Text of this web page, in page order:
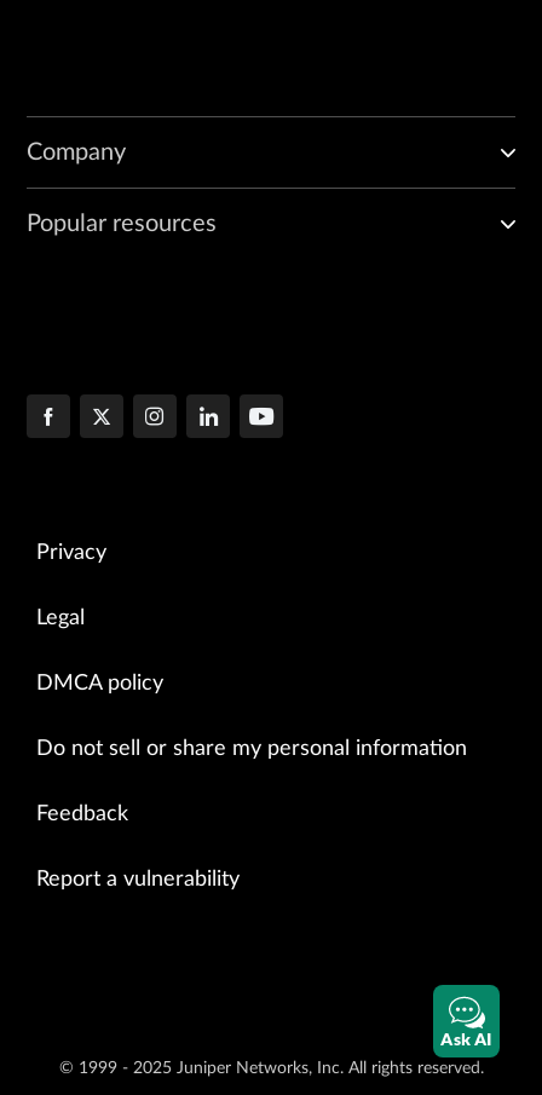
Company
Popular resources
Privacy
Legal
DMCA policy
Do not sell or share my personal information
Feedback
Report a vulnerability
© 1999 - 2025 Juniper Networks, Inc. All rights reserved.
Ask AI